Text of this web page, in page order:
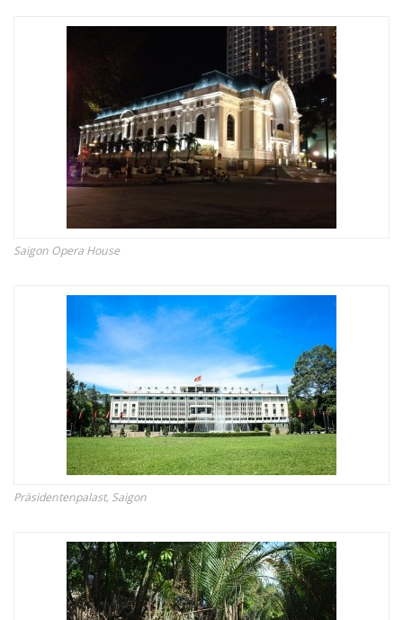
Saigon Opera House
Präsidentenpalast, Saigon